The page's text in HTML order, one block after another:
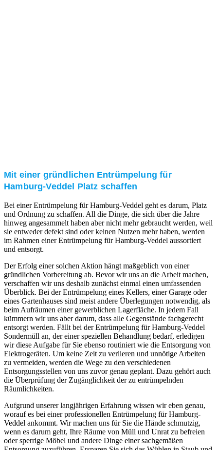
Mit einer gründlichen Entrümpelung für
Hamburg-Veddel Platz schaffen
Bei einer Entrümpelung für Hamburg-Veddel geht es darum, Platz
und Ordnung zu schaffen. All die Dinge, die sich über die Jahre
hinweg angesammelt haben aber nicht mehr gebraucht werden, weil
sie entweder defekt sind oder keinen Nutzen mehr haben, werden
im Rahmen einer Entrümpelung für Hamburg-Veddel aussortiert
und entsorgt.
Der Erfolg einer solchen Aktion hängt maßgeblich von einer
gründlichen Vorbereitung ab. Bevor wir uns an die Arbeit machen,
verschaffen wir uns deshalb zunächst einmal einen umfassenden
Überblick. Bei der Entrümpelung eines Kellers, einer Garage oder
eines Gartenhauses sind meist andere Überlegungen notwendig, als
beim Aufräumen einer gewerblichen Lagerfläche. In jedem Fall
kümmern wir uns aber darum, dass alle Gegenstände fachgerecht
entsorgt werden. Fällt bei der Entrümpelung für Hamburg-Veddel
Sondermüll an, der einer speziellen Behandlung bedarf, erledigen
wir diese Aufgabe für Sie ebenso routiniert wie die Entsorgung von
Elektrogeräten. Um keine Zeit zu verlieren und unnötige Arbeiten
zu vermeiden, werden die Wege zu den verschiedenen
Entsorgungsstellen von uns zuvor genau geplant. Dazu gehört auch
die Überprüfung der Zugänglichkeit der zu entrümpelnden
Räumlichkeiten.
Aufgrund unserer langjährigen Erfahrung wissen wir eben genau,
worauf es bei einer professionellen Entrümpelung für Hamburg-
Veddel ankommt. Wir machen uns für Sie die Hände schmutzig,
wenn es darum geht, Ihre Räume von Müll und Unrat zu befreien
oder sperrige Möbel und andere Dinge einer sachgemäßen